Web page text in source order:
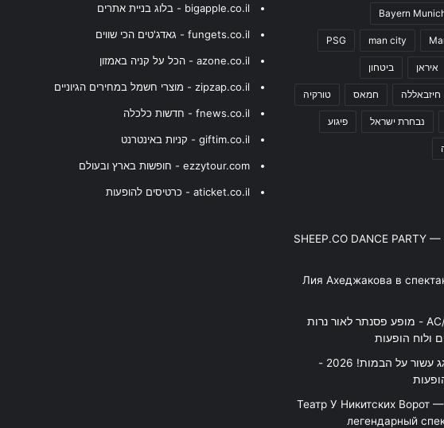
Bayern
man city
PSG
איראן ביטחון
חיזבאללה חמאס טורקיה
נבחרת ישראל פיגוע
SHEEP.CO DANCE PARTY
Лия Ахеджакова в
משופן ועד AC/DC - מופע פסנתר לאור נרות
בניה ברבי - חוגג עשור על הבמות! 2026 -
"Театр У Никитских Ворот
легендарный
bigapple.co.il - בלוג בניית אתרים
fungets.co.il - גאדג'טים הכי שווים
azone.co.il - הכל על קניה באמזון
zipzap.co.il - מוצרי חשמל במחירים הגיוניים
fnews.co.il - חדשות כלכלה
giftim.co.il - קניות באינטרנט
ezzytour.com - חופשות בארץ ובעולם
aticket.co.il - כרטיסים להופעות